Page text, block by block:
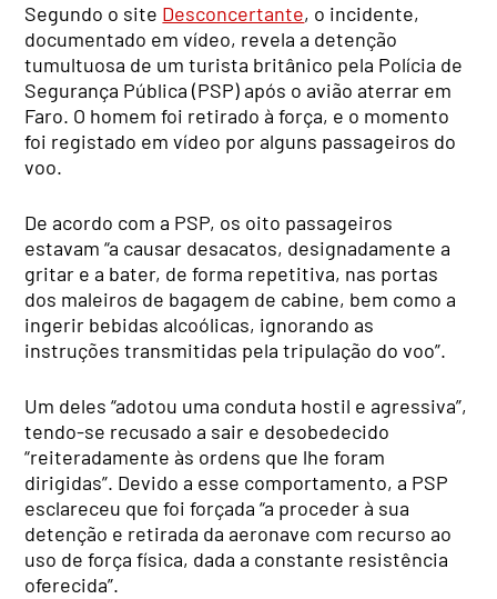
Segundo o site Desconcertante, o incidente,
documentado em vídeo, revela a detenção
tumultuosa de um turista britânico pela Polícia de
Segurança Pública (PSP) após o avião aterrar em
Faro. O homem foi retirado à força, e o momento
foi registado em vídeo por alguns passageiros do
voo.
De acordo com a PSP, os oito passageiros
estavam “a causar desacatos, designadamente a
gritar e a bater, de forma repetitiva, nas portas
dos maleiros de bagagem de cabine, bem como a
ingerir bebidas alcoólicas, ignorando as
instruções transmitidas pela tripulação do voo”.
Um deles “adotou uma conduta hostil e agressiva”,
tendo-se recusado a sair e desobedecido
“reiteradamente às ordens que lhe foram
dirigidas”. Devido a esse comportamento, a PSP
esclareceu que foi forçada “a proceder à sua
detenção e retirada da aeronave com recurso ao
uso de força física, dada a constante resistência
oferecida”.